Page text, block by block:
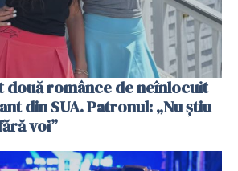
două românce de neînlocuit
din SUA. Patronul: „Nu știu
voi”